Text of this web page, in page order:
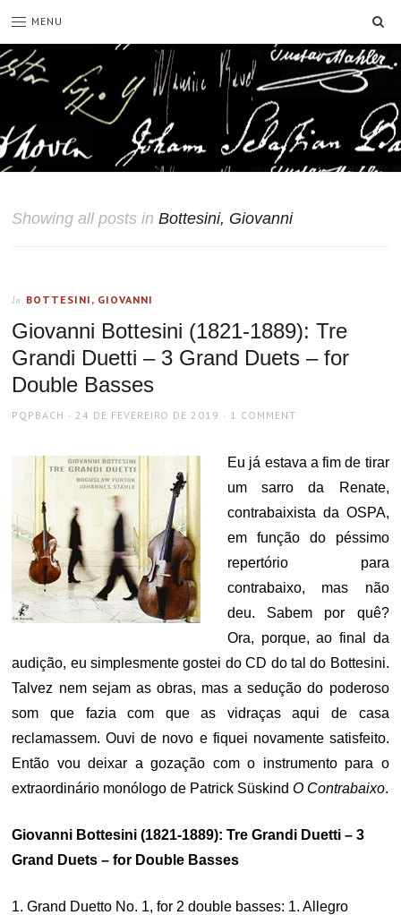
MENU
Showing all posts inBottesini, Giovanni
In BOTTESINI, GIOVANNI
Giovanni Bottesini (1821-1889): Tre
Grandi Duetti – 3 Grand Duets – for
Double Basses
AUTHOR
PQPBACH
POSTED
24 DE FEVEREIRO DE 2019 1 COMMENT
Eu já estava a fim de tirar
um sarro da Renate,
contrabaixista da OSPA,
em função do péssimo
repertório para
contrabaixo, mas não
deu. Sabem por quê?
Ora, porque, ao final da
audição, eu simplesmente gostei do CD do tal do Bottesini.
Talvez nem sejam as obras, mas a sedução do poderoso
som que fazia com que as vidraças aqui de casa
reclamassem. Ouvi de novo e fiquei novamente satisfeito.
Então vou deixar a gozação com o instrumento para o
extraordinário monólogo de Patrick SüskindO Contrabaixo.
Giovanni Bottesini (1821-1889): Tre Grandi Duetti – 3
Grand Duets – for Double Basses
1. Grand Duetto No. 1, for 2 double basses: 1. Allegro